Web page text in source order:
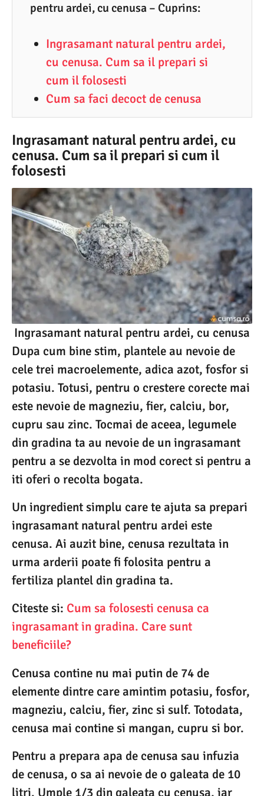
pentru ardei, cu cenusa – Cuprins:
Ingrasamant natural pentru ardei,
cu cenusa. Cum sa il prepari si
cum il folosesti
Cum sa faci decoct de cenusa
Ingrasamant natural pentru ardei, cu
cenusa. Cum sa il prepari si cum il
folosesti
Ingrasamant natural pentru ardei, cu cenusa
Dupa cum bine stim, plantele au nevoie de
cele trei macroelemente, adica azot, fosfor si
potasiu. Totusi, pentru o crestere corecte mai
este nevoie de magneziu, fier, calciu, bor,
cupru sau zinc. Tocmai de aceea, legumele
din gradina ta au nevoie de un ingrasamant
pentru a se dezvolta in mod corect si pentru a
iti oferi o recolta bogata.
Un ingredient simplu care te ajuta sa prepari
ingrasamant natural pentru ardei este
cenusa. Ai auzit bine, cenusa rezultata in
urma arderii poate fi folosita pentru a
fertiliza plantel din gradina ta.
Citeste si: Cum sa folosesti cenusa ca
ingrasamant in gradina. Care sunt
beneficiile?
Cenusa contine nu mai putin de 74 de
elemente dintre care amintim potasiu, fosfor,
magneziu, calciu, fier, zinc si sulf. Totodata,
cenusa mai contine si mangan, cupru si bor.
Pentru a prepara apa de cenusa sau infuzia
de cenusa, o sa ai nevoie de o galeata de 10
litri. Umple 1/3 din galeata cu cenusa, iar